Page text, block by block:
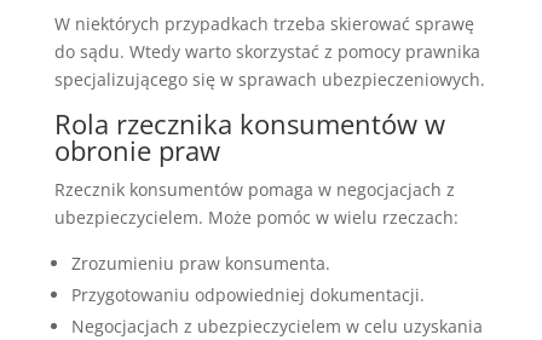
W niektórych przypadkach trzeba skierować sprawę
do sądu. Wtedy warto skorzystać z pomocy prawnika
specjalizującego się w sprawach ubezpieczeniowych.
Rola rzecznika konsumentów w
obronie praw
Rzecznik konsumentów pomaga w negocjacjach z
ubezpieczycielem. Może pomóc w wielu rzeczach:
Zrozumieniu praw konsumenta.
Przygotowaniu odpowiedniej dokumentacji.
Negocjacjach z ubezpieczycielem w celu uzyskania